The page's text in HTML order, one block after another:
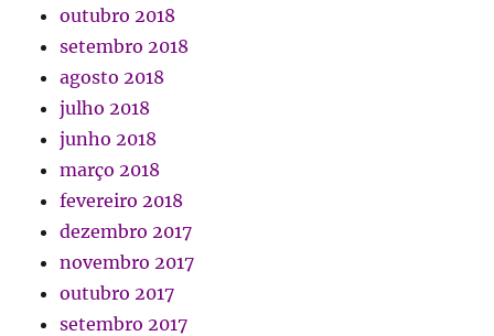
outubro 2018
setembro 2018
agosto 2018
julho 2018
junho 2018
março 2018
fevereiro 2018
dezembro 2017
novembro 2017
outubro 2017
setembro 2017